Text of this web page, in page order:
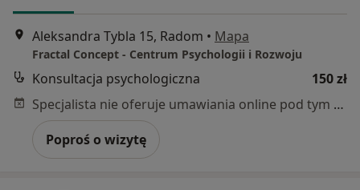
Aleksandra Tybla 15, Radom • Mapa
Fractal Concept - Centrum Psychologii i Rozwoju
Konsultacja psychologiczna
150 zł
Specjalista nie oferuje umawiania online pod tym adresem.
Poproś o wizytę